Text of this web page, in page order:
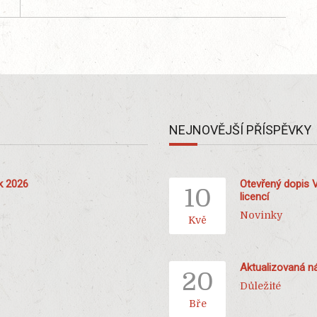
2026
NEJNOVĚJŠÍ PŘÍSPĚVKY
10
Kvě
Otevřený dopis
licencí
Novinky
20
Bře
Aktualizovaná
Důležité